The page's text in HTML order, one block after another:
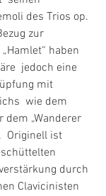
des Trios op.
zur
haben
jedoch eine
mit
wie dem
dem „Wanderer
Originell ist
durch
Clavicinisten